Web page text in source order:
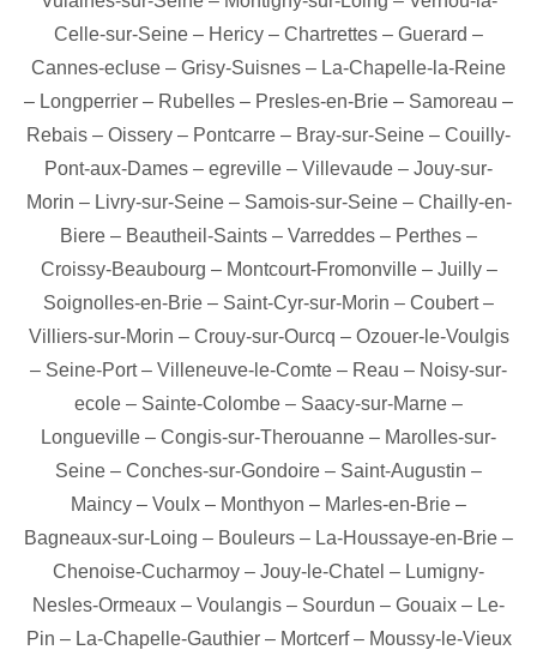
Celle-sur-Seine – Hericy – Chartrettes – Guerard –
Cannes-ecluse – Grisy-Suisnes – La-Chapelle-la-Reine
– Longperrier – Rubelles – Presles-en-Brie – Samoreau –
Rebais – Oissery – Pontcarre – Bray-sur-Seine – Couilly-
Pont-aux-Dames – egreville – Villevaude – Jouy-sur-
Morin – Livry-sur-Seine– Samois-sur-Seine– Chailly-en-
Biere – Beautheil-Saints – Varreddes – Perthes –
Croissy-Beaubourg – Montcourt-Fromonville– Juilly–
Soignolles-en-Brie – Saint-Cyr-sur-Morin – Coubert–
Villiers-sur-Morin – Crouy-sur-Ourcq – Ozouer-le-Voulgis
– Seine-Port– Villeneuve-le-Comte – Reau – Noisy-sur-
ecole – Sainte-Colombe – Saacy-sur-Marne –
Longueville – Congis-sur-Therouanne – Marolles-sur-
Seine – Conches-sur-Gondoire – Saint-Augustin –
Maincy – Voulx – Monthyon – Marles-en-Brie –
Bagneaux-sur-Loing – Bouleurs – La-Houssaye-en-Brie –
Chenoise-Cucharmoy – Jouy-le-Chatel – Lumigny-
Nesles-Ormeaux – Voulangis – Sourdun – Gouaix – Le-
Pin – La-Chapelle-Gauthier– Mortcerf– Moussy-le-Vieux